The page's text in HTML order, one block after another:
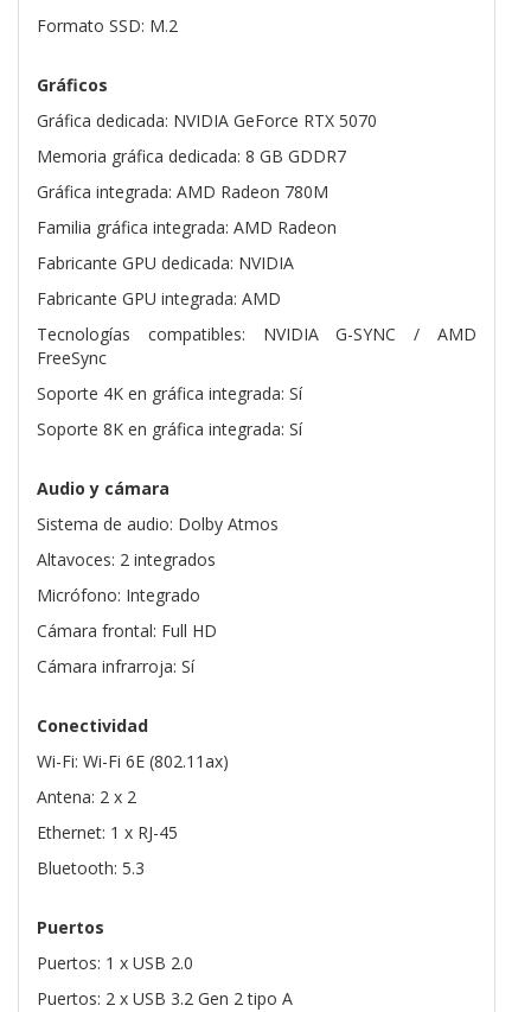
Formato SSD: M.2
Gráficos
Gráfica dedicada: NVIDIA GeForce RTX 5070
Memoria gráfica dedicada: 8 GB GDDR7
Gráfica integrada: AMD Radeon 780M
Familia gráfica integrada: AMD Radeon
Fabricante GPU dedicada: NVIDIA
Fabricante GPU integrada: AMD
Tecnologías compatibles: NVIDIA G-SYNC / AMD
FreeSync
Soporte 4K en gráfica integrada: Sí
Soporte 8K en gráfica integrada: Sí
Audio y cámara
Sistema de audio: Dolby Atmos
Altavoces: 2 integrados
Micrófono: Integrado
Cámara frontal: Full HD
Cámara infrarroja: Sí
Conectividad
Wi-Fi: Wi-Fi 6E (802.11ax)
Antena: 2 x 2
Ethernet: 1 x RJ-45
Bluetooth: 5.3
Puertos
Puertos: 1 x USB 2.0
Puertos: 2 x USB 3.2 Gen 2 tipo A